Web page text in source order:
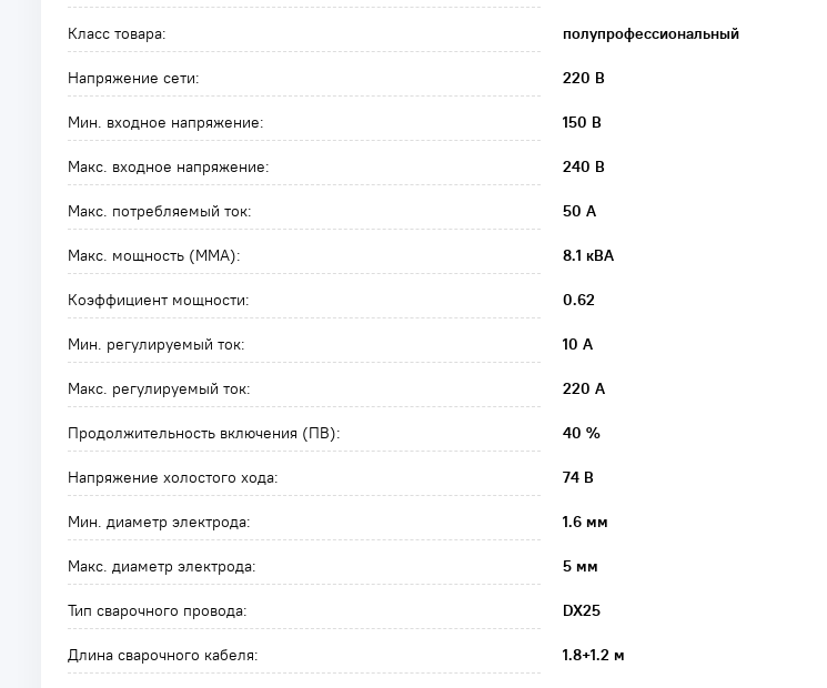
Класс товара: полупрофессиональный
Напряжение сети: 220 В
Мин. входное напряжение: 150 В
Макс. входное напряжение: 240 В
Макс. потребляемый ток: 50 А
Макс. мощность (MMA): 8.1 кВА
Коэффициент мощности: 0.62
Мин. регулируемый ток: 10 А
Макс. регулируемый ток: 220 А
Продолжительность включения (ПВ): 40 %
Напряжение холостого хода: 74 В
Мин. диаметр электрода: 1.6 мм
Макс. диаметр электрода: 5 мм
Тип сварочного провода: DX25
Длина сварочного кабеля: 1.8+1.2 м